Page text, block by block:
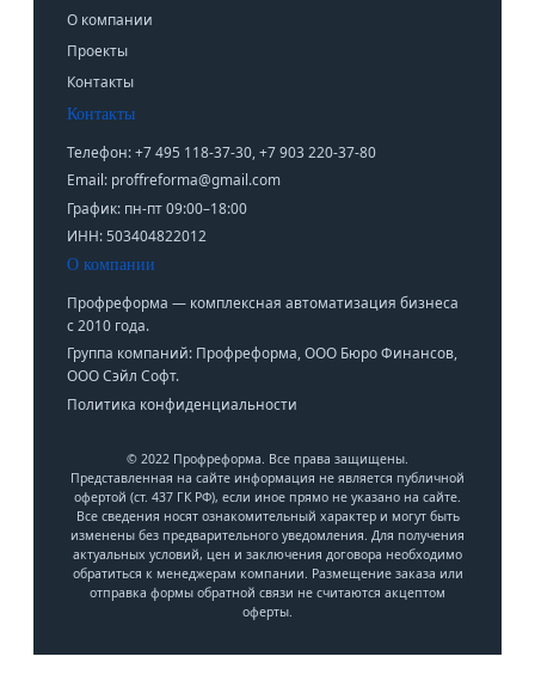
О компании
Проекты
Контакты
Контакты
Телефон: +7 495 118-37-30, +7 903 220-37-80
Email: proffreforma@gmail.com
График: пн-пт 09:00–18:00
ИНН: 503404822012
О компании
Профреформа — комплексная автоматизация бизнеса
с 2010 года.
Группа компаний: Профреформа, ООО Бюро Финансов,
ООО Сэйл Софт.
Политика конфиденциальности
© 2022 Профреформа. Все права защищены.
Представленная на сайте информация не является публичной
офертой (ст. 437 ГК РФ), если иное прямо не указано на сайте.
Все сведения носят ознакомительный характер и могут быть
изменены без предварительного уведомления. Для получения
актуальных условий, цен и заключения договора необходимо
обратиться к менеджерам компании. Размещение заказа или
отправка формы обратной связи не считаются акцептом
оферты.